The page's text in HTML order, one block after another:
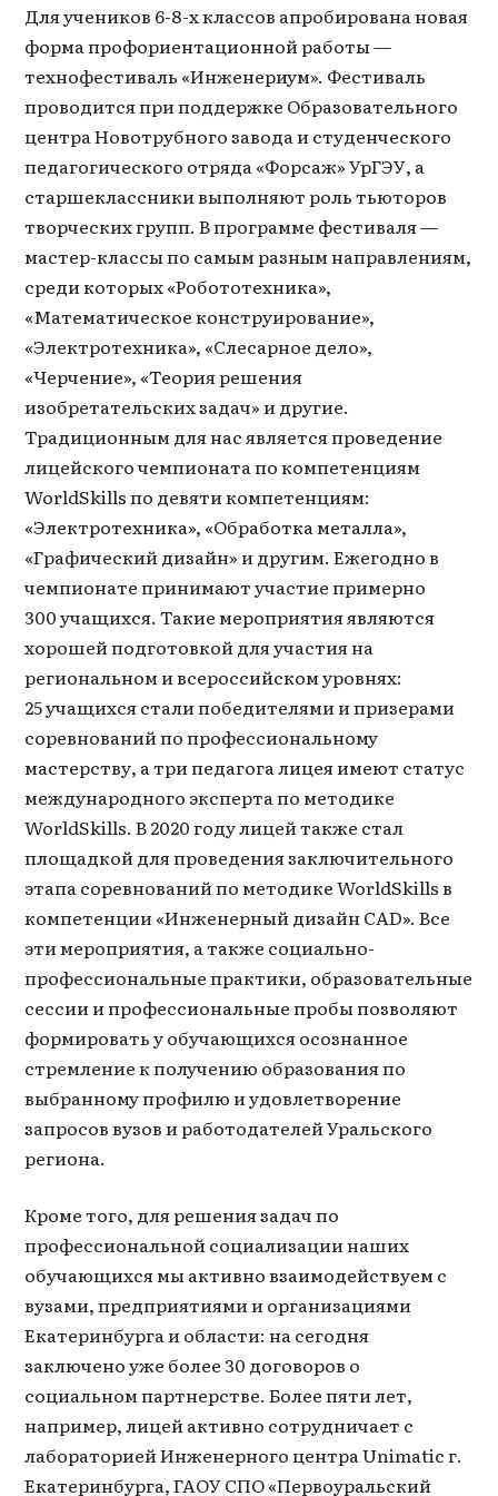
Для учеников 6-8-х классов апробирована новая
форма профориентационной работы —
технофестиваль «Инженериум». Фестиваль
проводится при поддержке Образовательного
центра Новотрубного завода и студенческого
педагогического отряда «Форсаж» УрГЭУ, а
старшеклассники выполняют роль тьюторов
творческих групп. В программе фестиваля —
мастер-классы по самым разным направлениям,
среди которых «Робототехника»,
«Математическое конструирование»,
«Электротехника», «Слесарное дело»,
«Черчение», «Теория решения
изобретательских задач» и другие.
Традиционным для нас является проведение
лицейского чемпионата по компетенциям
WorldSkills по девяти компетенциям:
«Электротехника», «Обработка металла»,
«Графический дизайн» и другим. Ежегодно в
чемпионате принимают участие примерно
300 учащихся. Такие мероприятия являются
хорошей подготовкой для участия на
региональном и всероссийском уровнях:
25 учащихся стали победителями и призерами
соревнований по профессиональному
мастерству, а три педагога лицея имеют статус
международного эксперта по методике
WorldSkills. В 2020 году лицей также стал
площадкой для проведения заключительного
этапа соревнований по методике WorldSkills в
компетенции «Инженерный дизайн CAD». Все
эти мероприятия, а также социально-
профессиональные практики, образовательные
сессии и профессиональные пробы позволяют
формировать у обучающихся осознанное
стремление к получению образования по
выбранному профилю и удовлетворение
запросов вузов и работодателей Уральского
региона.
Кроме того, для решения задач по
профессиональной социализации наших
обучающихся мы активно взаимодействуем с
вузами, предприятиями и организациями
Екатеринбурга и области: на сегодня
заключено уже более 30 договоров о
социальном партнерстве. Более пяти лет,
например, лицей активно сотрудничает с
лабораторией Инженерного центра Unimatic г.
Екатеринбурга, ГАОУ СПО «Первоуральский